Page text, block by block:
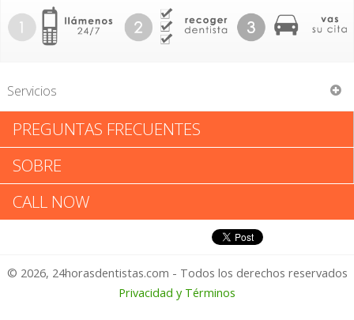
Servicios
Yung S Cha Family Dentistry
Yung S Cha Family Dentistry:
Califica tu Experiencia
1 – No Feliz
PREGUNTAS FRECUENTES
SOBRE
CALL NOW
© 2026, 24horasdentistas.com - Todos los derechos reservados
Privacidad y Términos